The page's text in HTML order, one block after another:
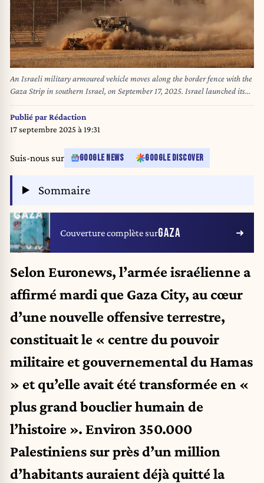
An Israeli military armoured vehicle moves along the border fence with the
Gaza Strip in southern Israel, on September 17, 2025. Israel launched its
ground assault on Gaza City before dawn on September 16, shortly after
the US Secretary of State's visit expressing robust support for the offensive,
while a United Nations probe charged Israel with committing "genocide"
officials of incitement. Jack GUEZ / AFP
Publié parRédaction
17 septembre 2025 à 19:31
Suis-nous sur GOOGLE NEWS GOOGLE DISCOVER
Sommaire
Couverture complète surGAZA
Selon Euronews, l’armée israélienne a
affirmé mardi que Gaza City, au cœur
d’une nouvelle offensive terrestre,
constituait le « centre du pouvoir
militaire et gouvernemental du Hamas
» et qu’elle avait été transformée en «
plus grand bouclier humain de
l’histoire ». Environ 350.000
Palestiniens sur près d’un million
d’habitants auraient déjà quitté la